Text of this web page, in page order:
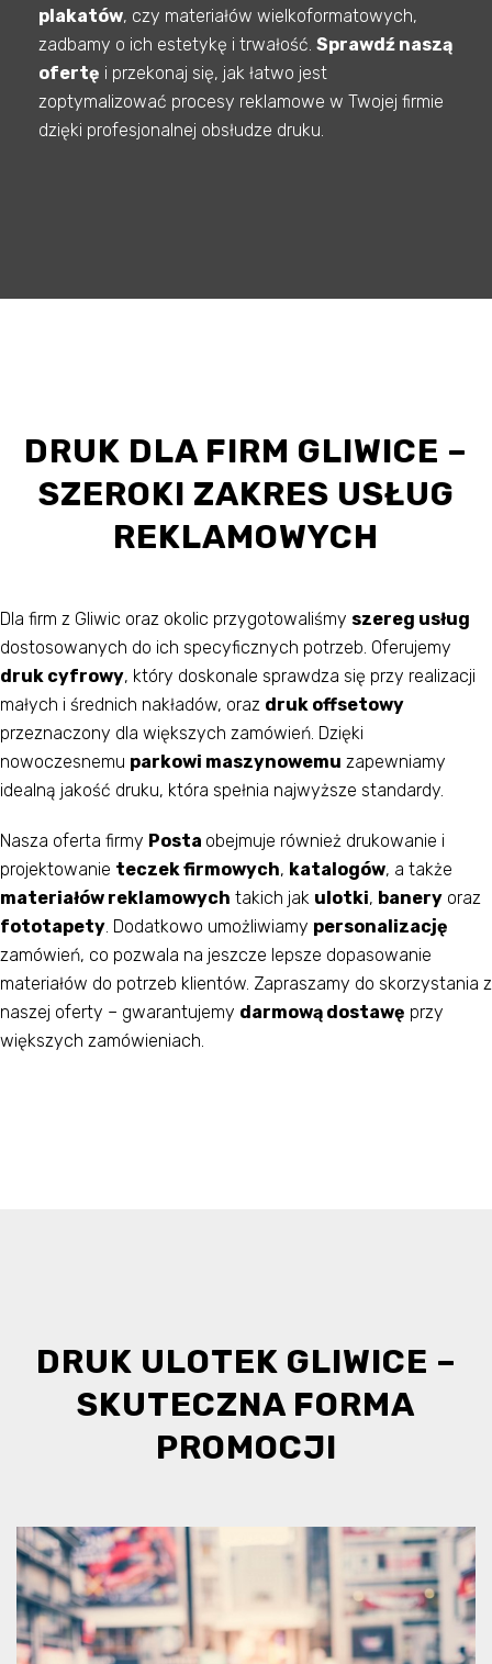
plakatów, czy materiałów wielkoformatowych,
zadbamy o ich estetykę i trwałość. Sprawdź naszą
ofertę i przekonaj się, jak łatwo jest
zoptymalizować procesy reklamowe w Twojej firmie
dzięki profesjonalnej obsłudze druku.
DRUK DLA FIRM GLIWICE –
SZEROKI ZAKRES USŁUG
REKLAMOWYCH
Dla firm z Gliwic oraz okolic przygotowaliśmy szereg usług
dostosowanych do ich specyficznych potrzeb. Oferujemy
druk cyfrowy, który doskonale sprawdza się przy realizacji
małych i średnich nakładów, oraz druk offsetowy
przeznaczony dla większych zamówień. Dzięki
nowoczesnemu parkowi maszynowemu zapewniamy
idealną jakość druku, która spełnia najwyższe standardy.
Nasza oferta firmy Posta obejmuje również drukowanie i
projektowanie teczek firmowych, katalogów, a także
materiałów reklamowych takich jak ulotki, banery oraz
fototapety. Dodatkowo umożliwiamy personalizację
zamówień, co pozwala na jeszcze lepsze dopasowanie
materiałów do potrzeb klientów. Zapraszamy do skorzystania z
naszej oferty – gwarantujemy darmową dostawę przy
większych zamówieniach.
DRUK ULOTEK GLIWICE –
SKUTECZNA FORMA
PROMOCJI